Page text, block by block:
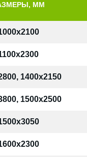
ММ
1400x2150
1500x2500